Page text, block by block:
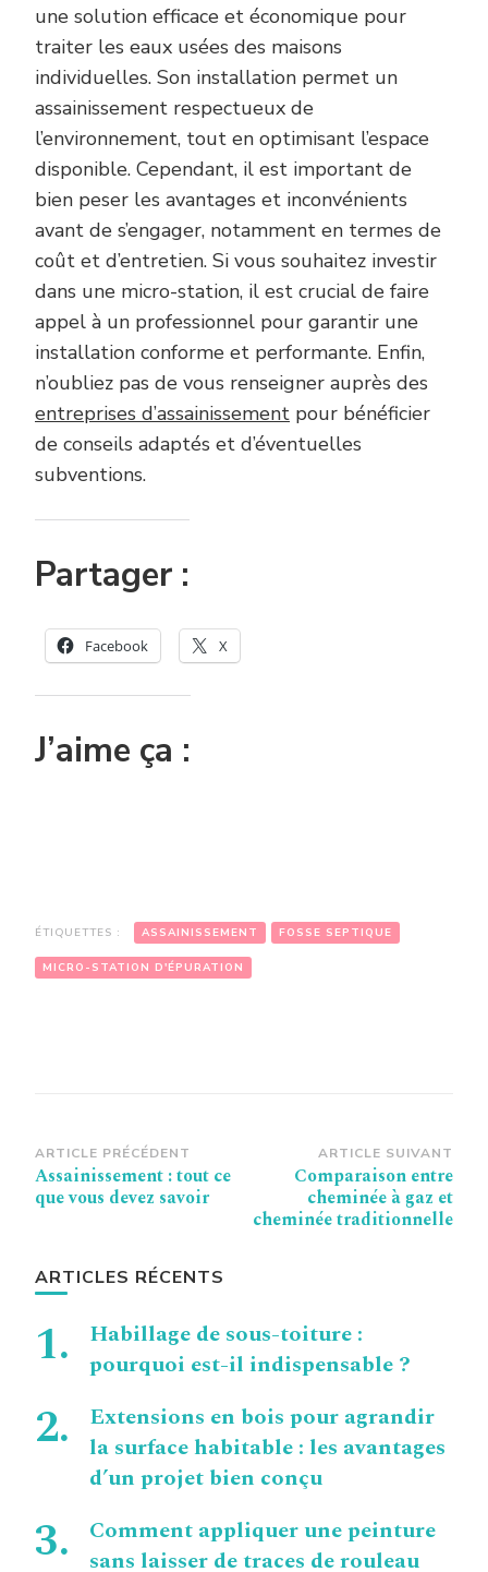
une solution efficace et économique pour
traiter les eaux usées des maisons
individuelles. Son installation permet un
assainissement respectueux de
l’environnement, tout en optimisant l’espace
disponible. Cependant, il est important de
bien peser les avantages et inconvénients
avant de s’engager, notamment en termes de
coût et d’entretien. Si vous souhaitez investir
dans une micro-station, il est crucial de faire
appel à un professionnel pour garantir une
installation conforme et performante. Enfin,
n’oubliez pas de vous renseigner auprès des
entreprises d’assainissement pour bénéficier
de conseils adaptés et d’éventuelles
subventions.
Partager :
Facebook X
J’aime ça :
ÉTIQUETTES : ASSAINISSEMENT FOSSE SEPTIQUE
MICRO-STATION D'ÉPURATION
Navigation
d’article
ARTICLE PRÉCÉDENT
Assainissement : tout ce
que vous devez savoir
ARTICLE SUIVANT
Comparaison entre
cheminée à gaz et
cheminée traditionnelle
ARTICLES RÉCENTS
Habillage de sous-toiture :
pourquoi est-il indispensable ?
Extensions en bois pour agrandir
la surface habitable : les avantages
d’un projet bien conçu
Comment appliquer une peinture
sans laisser de traces de rouleau